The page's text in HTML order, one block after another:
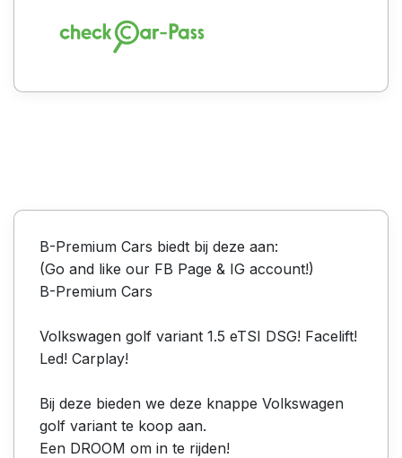
B-Premium Cars biedt bij deze aan:
(Go and like our FB Page & IG account!)
B-Premium Cars
Volkswagen golf variant 1.5 eTSI DSG! Facelift!
Led! Carplay!
Bij deze bieden we deze knappe Volkswagen
golf variant te koop aan.
Een DROOM om in te rijden!